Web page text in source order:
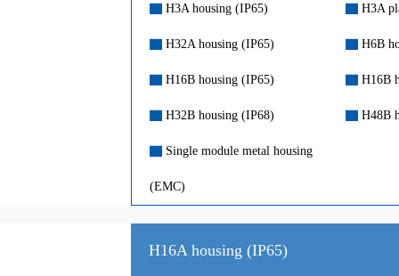
H3A housing (IP65) H3A
H32A housing (IP65) H6B
H16B housing (IP65) H16B
H32B housing (IP68) H48B
Single module metal housing
(EMC)
H16A housing (IP65)